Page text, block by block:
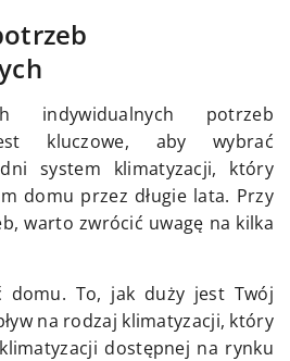
indywidualnych potrzeb
kluczowe, aby wybrać
system klimatyzacji, który
domu przez długie lata. Przy
warto zwrócić uwagę na kilka
domu. To, jak duży jest Twój
na rodzaj klimatyzacji, który
dostępnej na rynku